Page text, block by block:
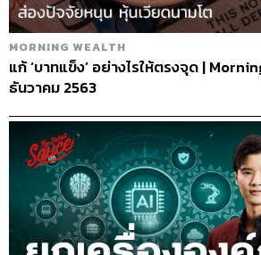
MORNING WEALTH
แก้ ‘บาทแข็ง’ อย่างไรให้ตรงจุด |
ธันวาคม 2563